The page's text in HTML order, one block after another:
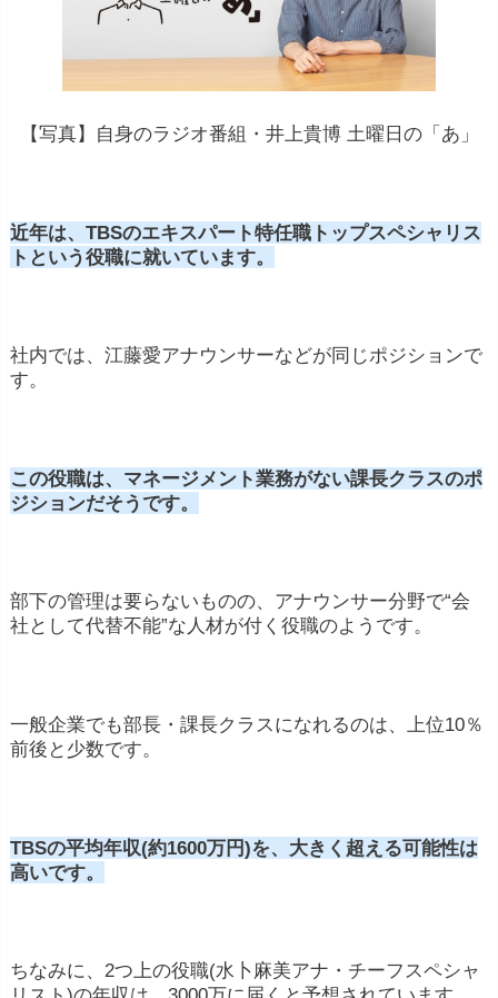
【写真】自身のラジオ番組・井上貴博 土曜日の「あ」
近年は、TBSのエキスパート特任職トップスペシャリス
トという役職に就いています。
社内では、江藤愛アナウンサーなどが同じポジションで
す。
この役職は、マネージメント業務がない課長クラスのポ
ジションだそうです。
部下の管理は要らないものの、アナウンサー分野で“会
社として代替不能”な人材が付く役職のようです。
一般企業でも部長・課長クラスになれるのは、上位10％
前後と少数です。
TBSの平均年収(約1600万円)を、大きく超える可能性は
高いです。
ちなみに、2つ上の役職(水卜麻美アナ・チーフスペシャ